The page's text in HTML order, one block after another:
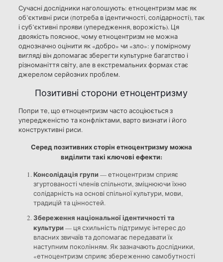
Сучасні дослідники наголошують: етноцентризм має як
об’єктивні риси (потреба в ідентичності, солідарності), так
і суб’єктивні прояви (упередження, ворожість). Ця
двоякість пояснює, чому етноцентризм не можна
однозначно оцінити як «добро» чи «зло»: у помірному
вигляді він допомагає зберегти культурне багатство і
різноманіття світу, але в екстремальних формах стає
джерелом серйозних проблем.
Позитивні сторони етноцентризму
Попри те, що етноцентризм часто асоціюється з
упередженістю та конфліктами, варто визнати і його
конструктивні риси.
Серед позитивних сторін етноцентризму можна
виділити такі ключові ефекти:
Консолідація групи— етноцентризм сприяє
згуртованості членів спільноти, зміцнюючи їхню
солідарність на основі спільної культури, мови,
традицій та цінностей.
Збереження національної ідентичності та
культури— ця схильність підтримує інтерес до
власних звичаїв та допомагає передавати їх
наступним поколінням. Як зазначають дослідники,
«етноцентризм сприяє збереженню самобутності